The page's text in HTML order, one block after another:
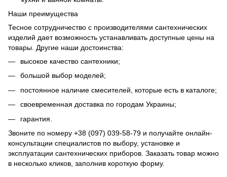
Наши преимущества
Тесное сотрудничество с производителями сантехнических
изделий дает возможность устанавливать доступные цены на
товары. Другие наши достоинства:
высокое качество сантехники;
большой выбор моделей;
постоянное наличие смесителей, которые есть в каталоге;
своевременная доставка по городам Украины;
гарантия.
Звоните по номеру +38 (097) 039-58-79 и получайте онлайн-
консультации специалистов по выбору, установке и
эксплуатации сантехнических приборов. Заказать товар можно
в несколько кликов, заполнив короткую форму.